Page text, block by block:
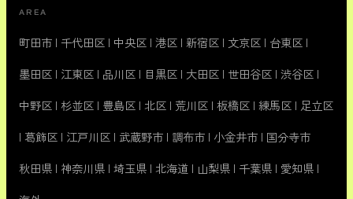
AREA
町田市 | 千代田区 | 中央区 | 港区 | 新宿区 | 文京区 | 台東区 |
墨田区 | 江東区 | 品川区 | 目黒区 | 大田区 | 世田谷区 | 渋谷区 |
中野区 | 杉並区 | 豊島区 | 北区 | 荒川区 | 板橋区 | 練馬区 | 足立区
| 葛飾区 | 江戸川区 | 武蔵野市 | 調布市 | 小金井市 | 国分寺市
秋田県 | 神奈川県 | 埼玉県 | 北海道 | 山梨県 | 千葉県 | 愛知県 |